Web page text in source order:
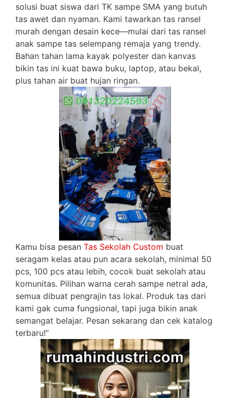
solusi buat siswa dari TK sampe SMA yang butuh
tas awet dan nyaman. Kami tawarkan tas ransel
murah dengan desain kece—mulai dari tas ransel
anak sampe tas selempang remaja yang trendy.
Bahan tahan lama kayak polyester dan kanvas
bikin tas ini kuat bawa buku, laptop, atau bekal,
plus tahan air buat hujan ringan.
Kamu bisa pesan Tas Sekolah Custom buat
seragam kelas atau pun acara sekolah, minimal 50
pcs, 100 pcs atau lebih, cocok buat sekolah atau
komunitas. Pilihan warna cerah sampe netral ada,
semua dibuat pengrajin tas lokal. Produk tas dari
kami gak cuma fungsional, tapi juga bikin anak
semangat belajar. Pesan sekarang dan cek katalog
terbaru!”